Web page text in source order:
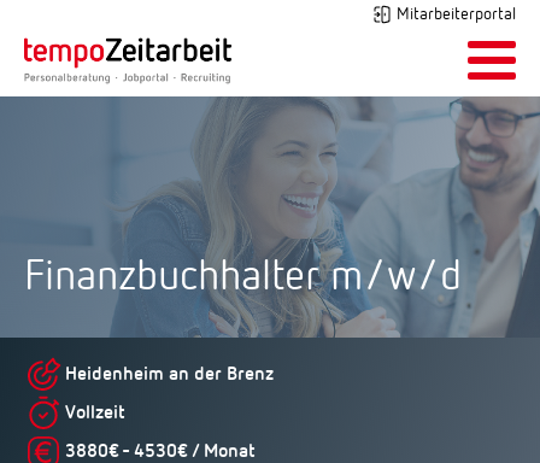
Mitarbeiterportal
Finanzbuchhalter m/w/d
Heidenheim an der Brenz
Vollzeit
3880€ - 4530€ / Monat